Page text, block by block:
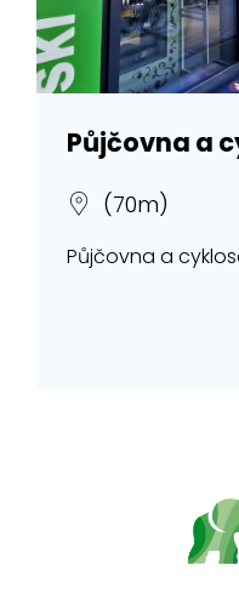
Půjčovna a
(70m)
Půjčovna a